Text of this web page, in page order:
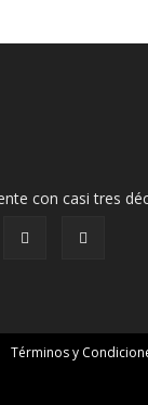
con casi tres
Términos y